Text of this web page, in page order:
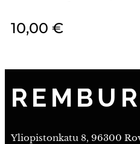
10,00 €
Yliopistonkatu 8, 96300